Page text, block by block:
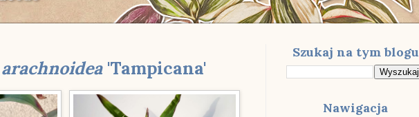
'Tampicana'
Szukaj na tym blogu
Nawigacja